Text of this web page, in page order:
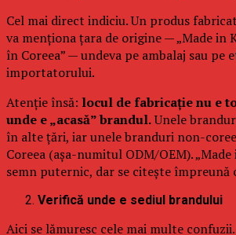
Cel mai direct indiciu. Un produs
va menționa țara de origine — „Made in
în Coreea” — undeva pe ambalaj sau pe
importatorului.
Atenție însă: locul de fabricație nu e
unde e „acasă” brandul.Unele
în alte țări, iar unele branduri non-
Coreea (așa-numitul ODM/OEM). „Made
semn puternic, dar se citește împreună
Verifică unde e sediul brandului
Aici se lămuresc cele mai multe